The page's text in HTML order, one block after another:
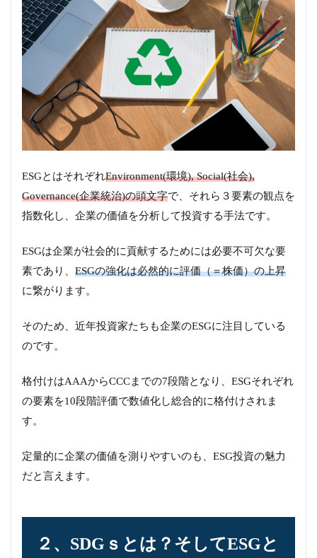
ESGとはそれぞれEnvironment(環境), Social(社会),
Governance(企業統治)の頭文字で、それら３要素の観点を
指数化し、企業の価値を分析して投資する手法です。
ESGは企業が社会的に貢献するためには必要不可欠な要
素であり、 ESGの強化は必然的に評価（＝株価）の上昇
に繋がります。
そのため、近年投資家たちも企業のESGに注目している
のです。
格付けはAAAからCCCまでの7段階となり、ESGそれぞれ
の要素を10段階評価で数値化し総合的に格付けされま
す。
定量的に企業の価値を測りやすいのも、ESG投資の魅力
だと言えます。
２、SDGｓとは？そしてESGと